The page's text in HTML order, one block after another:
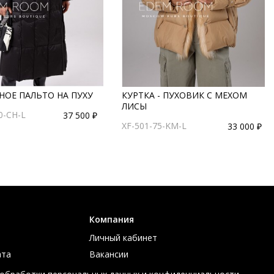
ПАЛЬТО НА ПУХУ
CH-L
37 500 ₽
КУРТКА - ПУХОВИК С МЕХОМ
ЛИСЫ
XF-501-75-KM-L
33 000 ₽
Компания
Личный кабинет
Вакансии
Контакты